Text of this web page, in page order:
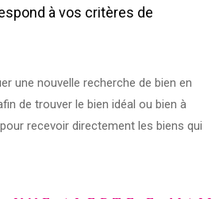
à vos critères de
une nouvelle recherche de bien en
de trouver le bien idéal ou bien à
recevoir directement les biens qui